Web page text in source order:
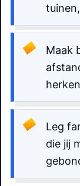
Maak
Leg
die jij